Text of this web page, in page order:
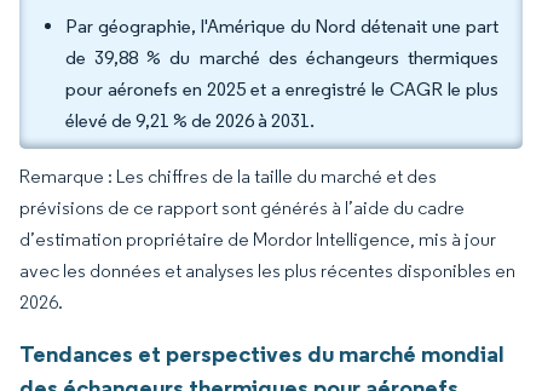
Par géographie, l'Amérique du Nord détenait une part
de 39,88 % du marché des échangeurs thermiques
pour aéronefs en 2025 et a enregistré le CAGR le plus
élevé de 9,21 % de 2026 à 2031.
Remarque : Les chiffres de la taille du marché et des
prévisions de ce rapport sont générés à l’aide du cadre
d’estimation propriétaire de Mordor Intelligence, mis à jour
avec les données et analyses les plus récentes disponibles en
2026.
Tendances et perspectives du marché mondial